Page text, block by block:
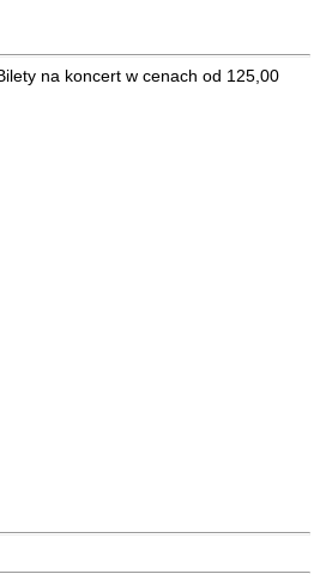
na koncert w cenach od 125,00